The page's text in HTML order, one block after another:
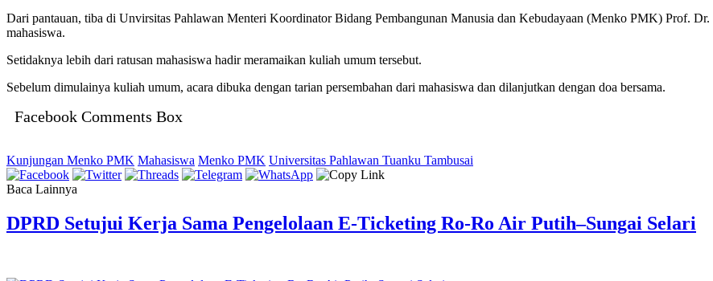
Dari pantauan, tiba di Unvirsitas Pahlawan Menteri Koordinator Bidang Pembangunan Manusia dan Kebudayaan (Menko PMK) Prof.
mahasiswa.
Setidaknya lebih dari ratusan mahasiswa hadir meramaikan kuliah umum tersebut.
Sebelum dimulainya kuliah umum, acara dibuka dengan tarian persembahan dari mahasiswa dan dilanjutkan dengan doa bersama.
Facebook Comments Box
Kunjungan Menko PMK Mahasiswa Menko PMK Universitas Pahlawan Tuanku Tambusai
Baca Lainnya
DPRD Setujui Kerja Sama Pengelolaan E-Ticketing Ro-Ro Air Putih–Sungai Selari